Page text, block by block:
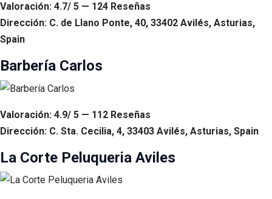
Valoración: 4.7/ 5 — 124 Reseñas
Dirección: C. de Llano Ponte, 40, 33402 Avilés, Asturias,
Spain
Barbería Carlos
Valoración: 4.9/ 5 — 112 Reseñas
Dirección: C. Sta. Cecilia, 4, 33403 Avilés, Asturias, Spain
La Corte Peluqueria Aviles